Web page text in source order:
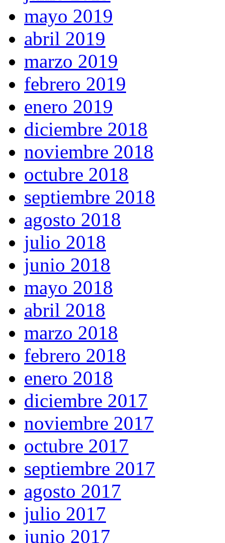
mayo 2019
abril 2019
marzo 2019
febrero 2019
enero 2019
diciembre 2018
noviembre 2018
octubre 2018
septiembre 2018
agosto 2018
julio 2018
junio 2018
mayo 2018
abril 2018
marzo 2018
febrero 2018
enero 2018
diciembre 2017
noviembre 2017
octubre 2017
septiembre 2017
agosto 2017
julio 2017
junio 2017